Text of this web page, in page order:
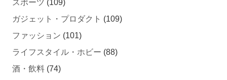
スポーツ (109)
ガジェット・プロダクト (109)
ファッション (101)
ライフスタイル・ホビー (88)
酒・飲料 (74)